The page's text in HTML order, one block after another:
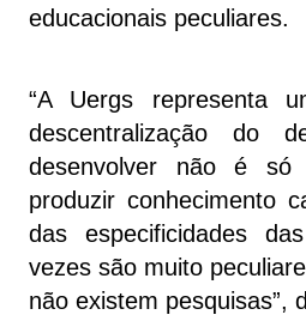
educacionais peculiares.
“A Uergs representa
descentralização do
desenvolver não é
produzir conhecimento
das especificidades
vezes são muito
não existem pesquisas”,